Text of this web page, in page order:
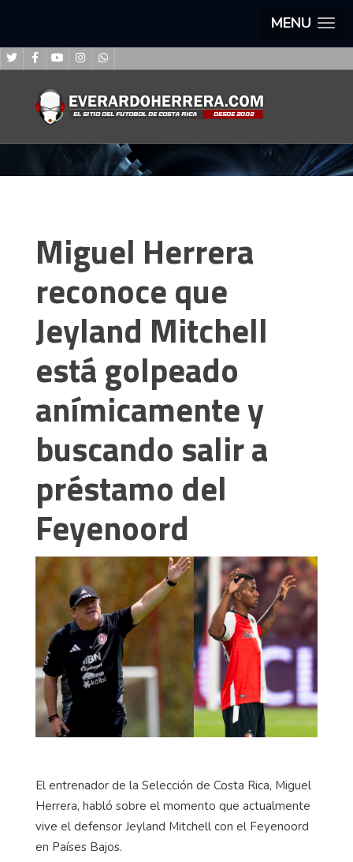
MENU
Miguel Herrera
reconoce que
Jeyland Mitchell
está golpeado
anímicamente y
buscando salir a
préstamo del
Feyenoord
El entrenador de la Selección de Costa Rica, Miguel
Herrera, habló sobre el momento que actualmente
vive el defensor Jeyland Mitchell con el Feyenoord
en Países Bajos.